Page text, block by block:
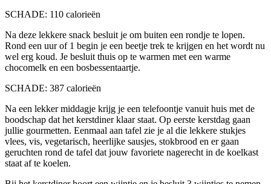
SCHADE: 110 calorieën
Na deze lekkere snack besluit je om buiten een rondje te lopen.
Rond een uur of 1 begin je een beetje trek te krijgen en het wordt nu
wel erg koud. Je besluit thuis op te warmen met een warme
chocomelk en een bosbessentaartje.
SCHADE: 387 calorieën
Na een lekker middagje krijg je een telefoontje vanuit huis met de
boodschap dat het kerstdiner klaar staat. Op eerste kerstdag gaan
jullie gourmetten. Eenmaal aan tafel zie je al die lekkere stukjes
vlees, vis, vegetarisch, heerlijke sausjes, stokbrood en er gaan
geruchten rond de tafel dat jouw favoriete nagerecht in de koelkast
staat af te koelen.